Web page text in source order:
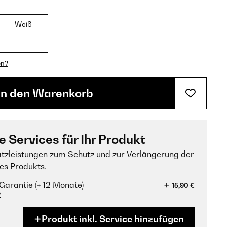
Weiß
den Warenkorb
Services für Ihr Produkt
zum Schutz und zur Verlängerung der
Produkts.
(+ 12 Monate)
15,90 €
Produkt inkl. Service hinzufügen